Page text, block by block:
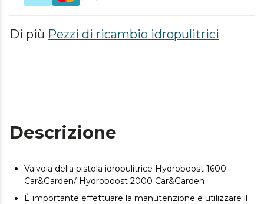
Di più Pezzi di ricambio idropulitrici
Descrizione
Valvola della pistola idropulitrice Hydroboost 1600
Car&Garden/ Hydroboost 2000 Car&Garden
È importante effettuare la manutenzione e utilizzare il